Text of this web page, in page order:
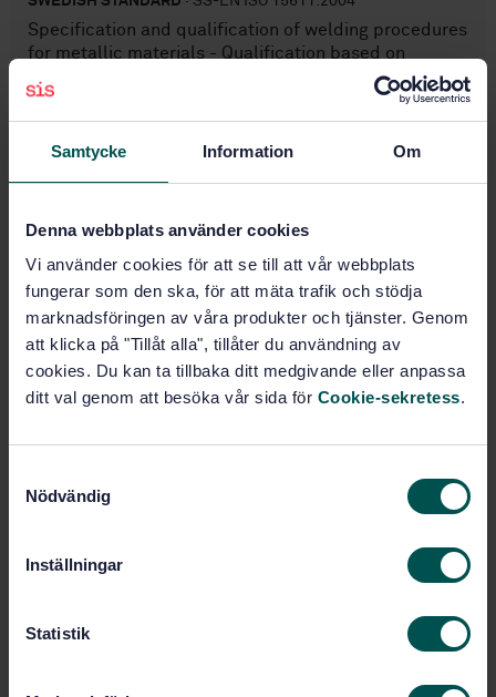
Samtycke Information Om
Denna webbplats använder cookies
Vi använder cookies för att se till att vår webbplats
fungerar som den ska, för att mäta trafik och stödja
marknadsföringen av våra produkter och tjänster. Genom
att klicka på "Tillåt alla", tillåter du användning av
cookies. Du kan ta tillbaka ditt medgivande eller anpassa
ditt val genom att besöka vår sida för Cookie-sekretess.
Nödvändig
Inställningar
Statistik
Specification and qualification of welding procedures
for metallic materials - Qualification based on
previous welding experience (ISO 15611:2003)
PDF
Show more
Product information
Language:
Written by:
AGS 445 Kvalifikationskrav vid
International title:
Edition:1
No of pages:
SS-EN